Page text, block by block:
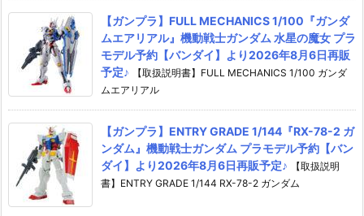
【ガンプラ】FULL MECHANICS 1/100『ガンダ
ムエアリアル』機動戦士ガンダム 水星の魔女 プラ
モデル予約【バンダイ】より2026年8月6日再販
予定♪
【取扱説明書】FULL MECHANICS 1/100 ガンダ
ムエアリアル
【ガンプラ】ENTRY GRADE 1/144『RX-78-2 ガ
ンダム』機動戦士ガンダム プラモデル予約【バン
ダイ】より2026年8月6日再販予定♪
【取扱説明
書】ENTRY GRADE 1/144 RX-78-2 ガンダム